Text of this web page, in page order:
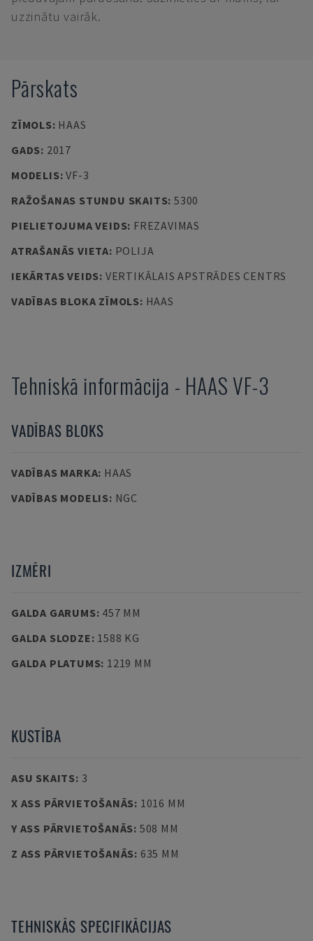
uzzinātu vairāk.
Pārskats
ZĪMOLS: HAAS
GADS: 2017
MODELIS:VF-3
RAŽOŠANAS STUNDU SKAITS: 5300
PIELIETOJUMA VEIDS: FREZAVIMAS
ATRAŠANĀS VIETA: POLIJA
IEKĀRTAS VEIDS: VERTIKĀLAIS APSTRĀDES CENTRS
VADĪBAS BLOKA ZĪMOLS: HAAS
Tehniskā informācija - HAAS VF-3
VADĪBAS BLOKS
VADĪBAS MARKA: HAAS
VADĪBAS MODELIS: NGC
IZMĒRI
GALDA GARUMS: 457 MM
GALDA SLODZE: 1588 KG
GALDA PLATUMS: 1219 MM
KUSTĪBA
ASU SKAITS: 3
X ASS PĀRVIETOŠANĀS: 1016 MM
Y ASS PĀRVIETOŠANĀS: 508 MM
Z ASS PĀRVIETOŠANĀS: 635 MM
TEHNISKĀS SPECIFIKĀCIJAS